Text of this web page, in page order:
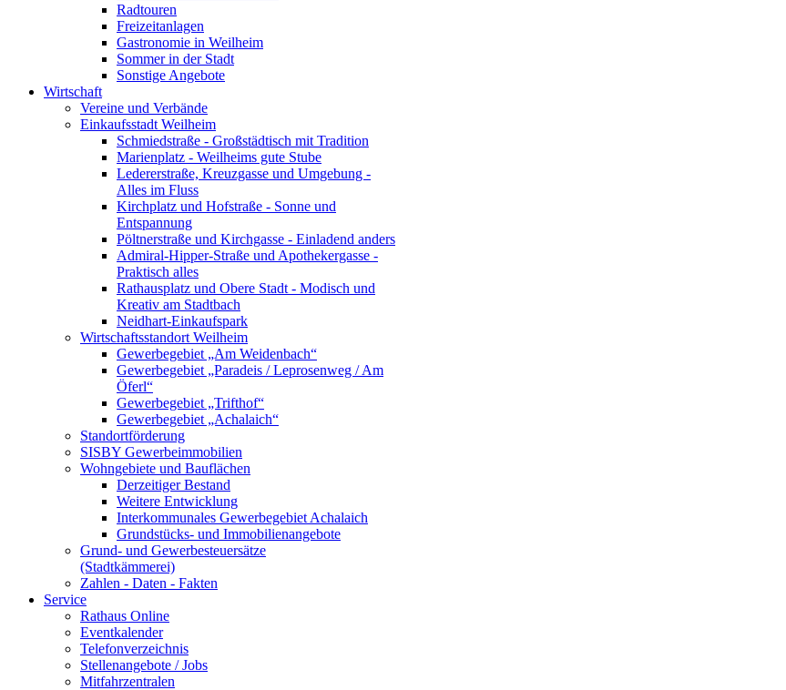
Radtouren
Freizeitanlagen
Gastronomie in Weilheim
Sommer in der Stadt
Sonstige Angebote
Wirtschaft
Vereine und Verbände
Einkaufsstadt Weilheim
Schmiedstraße - Großstädtisch mit Tradition
Marienplatz - Weilheims gute Stube
Ledererstraße, Kreuzgasse und Umgebung -
Alles im Fluss
Kirchplatz und Hofstraße - Sonne und
Entspannung
Pöltnerstraße und Kirchgasse - Einladend anders
Admiral-Hipper-Straße und Apothekergasse -
Praktisch alles
Rathausplatz und Obere Stadt - Modisch und
Kreativ am Stadtbach
Neidhart-Einkaufspark
Wirtschaftsstandort Weilheim
Gewerbegebiet „Am Weidenbach“
Gewerbegebiet „Paradeis / Leprosenweg / Am
Öferl“
Gewerbegebiet „Trifthof“
Gewerbegebiet „Achalaich“
Standortförderung
SISBY Gewerbeimmobilien
Wohngebiete und Bauflächen
Derzeitiger Bestand
Weitere Entwicklung
Interkommunales Gewerbegebiet Achalaich
Grundstücks- und Immobilienangebote
Grund- und Gewerbesteuersätze
(Stadtkämmerei)
Zahlen - Daten - Fakten
Service
Rathaus Online
Eventkalender
Telefonverzeichnis
Stellenangebote / Jobs
Mitfahrzentralen